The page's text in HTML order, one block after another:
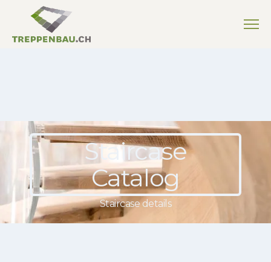
Staircase
Catalog
Staircase details